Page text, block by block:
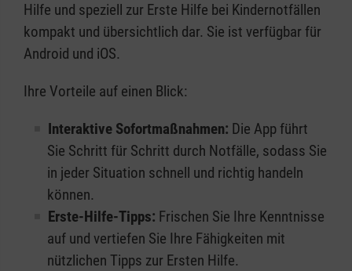
Hilfe und speziell zur Erste Hilfe bei Kindernotfällen
kompakt und übersichtlich dar. Sie ist verfügbar für
Android und iOS.
Ihre Vorteile auf einen Blick:
Interaktive Sofortmaßnahmen: Die App führt
Sie Schritt für Schritt durch Notfälle, sodass Sie
in jeder Situation schnell und richtig handeln
können.
Erste-Hilfe-Tipps: Frischen Sie Ihre Kenntnisse
auf und vertiefen Sie Ihre Fähigkeiten mit
nützlichen Tipps zur Ersten Hilfe.